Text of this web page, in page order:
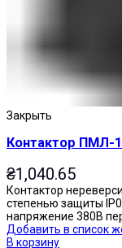
Закрыть
Контактор ПМЛ-
₴1,040.65
Контактор
степенью защиты
напряжение 380В
Добавить в список
В корзину